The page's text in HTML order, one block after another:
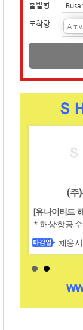
출발항
도착항